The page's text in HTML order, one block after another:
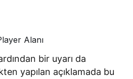
Alanı
bir uyarı da
yapılan açıklamada bu